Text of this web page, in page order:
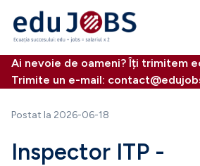
Ai nevoie de oameni? Îți trimitem
Trimite un e-mail:
Postat la 2026-06-18
Inspector ITP -